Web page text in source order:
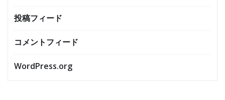
投稿フィード
コメントフィード
WordPress.org